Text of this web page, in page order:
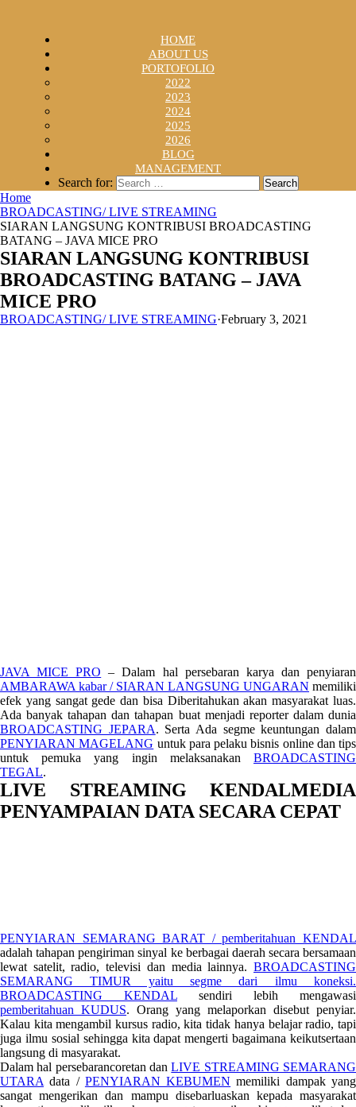
HOME
ABOUT US
PORTOFOLIO
2022
2023
2024
2025
2026
BLOG
MANAGEMENT
Search for:
Home
BROADCASTING/ LIVE STREAMING
SIARAN LANGSUNG KONTRIBUSI BROADCASTING
BATANG – JAVA MICE PRO
SIARAN LANGSUNG KONTRIBUSI
BROADCASTING BATANG – JAVA
MICE PRO
BROADCASTING/ LIVE STREAMING·February 3, 2021
JAVA MICE PRO – Dalam hal persebaran karya dan penyiaran
AMBARAWA kabar / SIARAN LANGSUNG UNGARAN memiliki
efek yang sangat gede dan bisa Diberitahukan akan masyarakat luas.
Ada banyak tahapan dan tahapan buat menjadi reporter dalam dunia
BROADCASTING JEPARA. Serta Ada segme keuntungan dalam
PENYIARAN MAGELANG untuk para pelaku bisnis online dan tips
untuk pemuka yang ingin melaksanakan BROADCASTING
TEGAL.
LIVE STREAMING KENDALMEDIA
PENYAMPAIAN DATA SECARA CEPAT
PENYIARAN SEMARANG BARAT / pemberitahuan KENDAL
adalah tahapan pengiriman sinyal ke berbagai daerah secara bersamaan
lewat satelit, radio, televisi dan media lainnya. BROADCASTING
SEMARANG TIMUR yaitu segme dari ilmu koneksi.
BROADCASTING KENDAL sendiri lebih mengawasi
pemberitahuan KUDUS. Orang yang melaporkan disebut penyiar.
Kalau kita mengambil kursus radio, kita tidak hanya belajar radio, tapi
juga ilmu sosial sehingga kita dapat mengerti bagaimana keikutsertaan
langsung di masyarakat.
Dalam hal persebarancoretan danLIVE STREAMING SEMARANG
UTARA data / PENYIARAN KEBUMEN memiliki dampak yang
sangat mengerikan dan mampu disebarluaskan kepada masyarakat